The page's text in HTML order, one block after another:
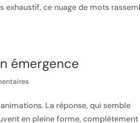
exhaustif, ce nuage de mots
émergence
La réponse, qui semble
en pleine forme, complètement